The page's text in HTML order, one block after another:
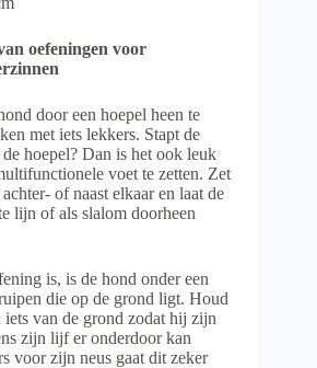
oefeningen voor
door een hoepel heen te
met iets lekkers. Stapt de
hoepel? Dan is het ook leuk
voet te zetten. Zet
of naast elkaar en laat de
lijn of als slalom doorheen
is, is de hond onder een
die op de grond ligt. Houd
van de grond zodat hij zijn
zijn lijf er onderdoor kan
voor zijn neus gaat dit zeker